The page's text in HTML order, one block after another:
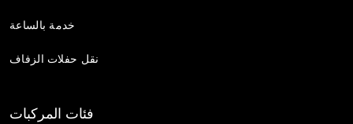
خدمة بالساعة
نقل حفلات الزفاف
فئات المركبات